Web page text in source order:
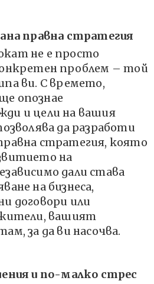
правна стратегия
не е просто
проблем – той
ви. С времето,
опознае
и цели на вашия
да разработи
стратегия, която
на
дали става
на бизнеса,
договори или
вашият
за да ви насочва.
и по-малко стрес